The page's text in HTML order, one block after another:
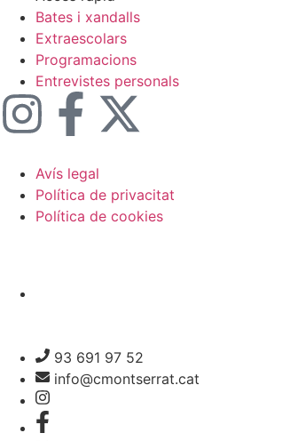
Bates i xandalls
Extraescolars
Programacions
Entrevistes personals
Avís legal
Política de privacitat
Política de cookies
93 691 97 52
info@cmontserrat.cat